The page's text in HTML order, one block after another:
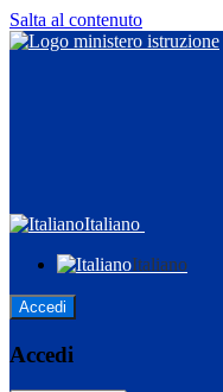
Salta al contenuto
Italiano
Italiano
Accedi
Accedi